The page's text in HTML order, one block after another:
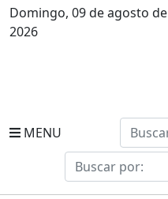
Domingo, 09 de agosto de
2026
MENU